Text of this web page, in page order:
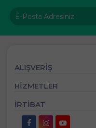
ALIŞVERİŞ
HİZMETLER
İRTİBAT